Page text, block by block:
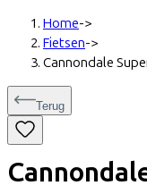
Home->
Fietsen->
Cannondale
Terug